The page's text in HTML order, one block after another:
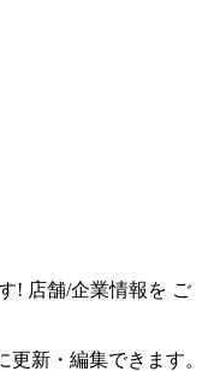
! 店舗/企業情報を ご
新・編集できます。